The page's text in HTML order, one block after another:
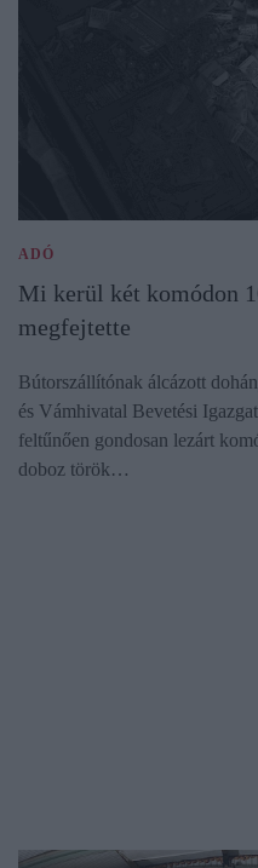
ADÓ
Mi kerül két komódon
megfejtette
Bútorszállítónak álcázott
és Vámhivatal Bevetési
feltűnően gondosan lezárt
doboz török…